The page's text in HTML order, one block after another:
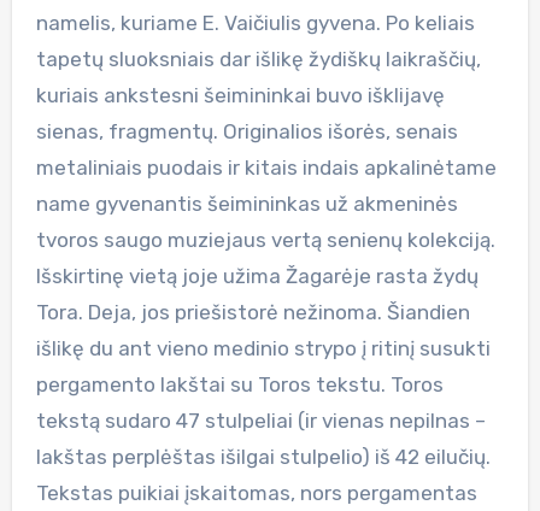
namelis, kuriame E. Vaičiulis gyvena. Po keliais
tapetų sluoksniais dar išlikę žydiškų laikraščių,
kuriais ankstesni šeimininkai buvo išklijavę
sienas, fragmentų. Originalios išorės, senais
metaliniais puodais ir kitais indais apkalinėtame
name gyvenantis šeimininkas už akmeninės
tvoros saugo muziejaus vertą senienų kolekciją.
Išskirtinę vietą joje užima Žagarėje rasta žydų
Tora. Deja, jos priešistorė nežinoma. Šiandien
išlikę du ant vieno medinio strypo į ritinį susukti
pergamento lakštai su Toros tekstu. Toros
tekstą sudaro 47 stulpeliai (ir vienas nepilnas –
lakštas perplėštas išilgai stulpelio) iš 42 eilučių.
Tekstas puikiai įskaitomas, nors pergamentas